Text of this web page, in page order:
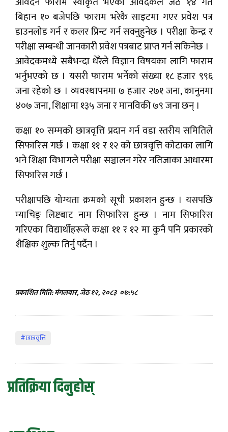
बिहान १० बजेपछि फाराम भरेकै साइटमा गएर प्रवेश पत्र
डाउनलोड गर्न र कलर प्रिन्ट गर्न सक्नुहुनेछ । परीक्षा केन्द्र र
परीक्षा सम्बन्धी जानकारी प्रवेश पत्रबाट प्राप्त गर्न सकिनेछ ।
आवेदकमध्ये सबैभन्दा धेरैले विज्ञान विषयका लागि फाराम
भर्नुभएको छ । यसरी फाराम भर्नेको संख्या १८ हजार ९९६
जना रहेको छ । व्यवस्थापनमा ७ हजार २७१ जना, कानुनमा
४०७ जना, शिक्षामा १३५ जना र मानविकी ७९ जना छन् ।
कक्षा १० सम्मको छात्रवृत्ति प्रदान गर्न वडा स्तरीय समितिले
सिफारिस गर्छ । कक्षा ११ र १२ को छात्रवृत्ति कोटाका लागि
भने शिक्षा विभागले परीक्षा सञ्चालन गरेर नतिजाका आधारमा
सिफारिस गर्छ ।
परीक्षापछि योग्यता क्रमको सूची प्रकाशन हुन्छ । यसपछि
म्याचिङ् लिष्टबाट नाम सिफारिस हुन्छ । नाम सिफारिस
गरिएका विद्यार्थीहरूले कक्षा ११ र १२ मा कुनै पनि प्रकारको
शैक्षिक शुल्क तिर्नु पर्दैन ।
प्रकाशित मिति: मंगलबार, जेठ १२, २०८३ ०७:५८
#छात्रवृत्ति
प्रतिक्रिया दिनुहोस्